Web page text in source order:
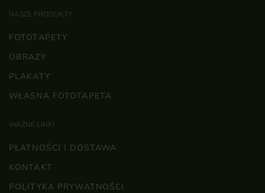
NASZE PRODUKTY
FOTOTAPETY
OBRAZY
PLAKATY
WŁASNA FOTOTAPETA
WAŻNE LINKI
PŁATNOŚCI I DOSTAWA
KONTAKT
POLITYKA PRYWATNOŚCI